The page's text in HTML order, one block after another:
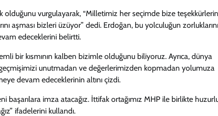
olduğunu vurgulayarak, “Milletimiz her seçimde bize
aşması bizleri üzüyor” dedi. Erdoğan, bu yolculuğun zorluklarını
edeceklerini belirtti.
bir kısmının kalben bizimle olduğunu biliyoruz. Ayrıca, dünya
unutmadan ve değerlerimizden kopmadan yolumuza
devam edeceklerinin altını çizdi.
imza atacağız. İttifak ortağımız MHP ile birlikte
ifadelerini kullandı.